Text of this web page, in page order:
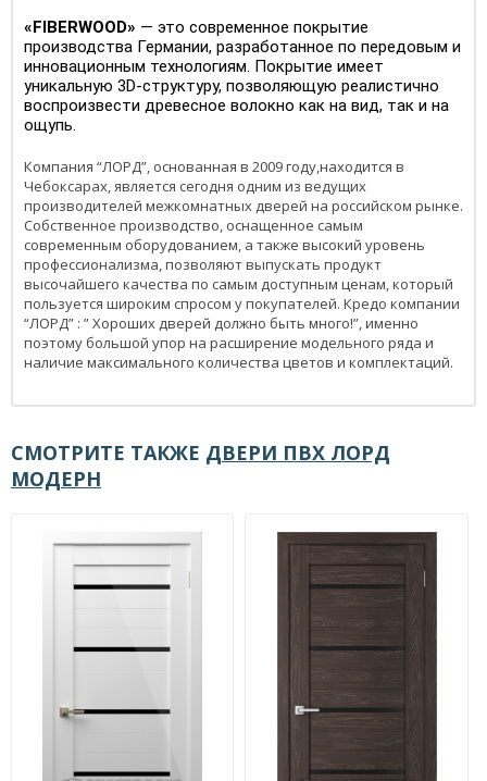
«FIBERWOOD» — это современное покрытие
производства Германии, разработанное по передовым и
инновационным технологиям. Покрытие имеет
уникальную 3D-структуру, позволяющую реалистично
воспроизвести древесное волокно как на вид, так и на
ощупь.
Компания “ЛОРД”, основанная в 2009 году,находится в
Чебоксарах, является сегодня одним из ведущих
производителей межкомнатных дверей на российском рынке.
Собственное производство, оснащенное самым
современным оборудованием, а также высокий уровень
профессионализма, позволяют выпускать продукт
высочайшего качества по самым доступным ценам, который
пользуется широким спросом у покупателей. Кредо компании
“ЛОРД” : ” Хороших дверей должно быть много!”, именно
поэтому большой упор на расширение модельного ряда и
наличие максимального количества цветов и комплектаций.
СМОТРИТЕ ТАКЖЕ ДВЕРИ ПВХ ЛОРД
МОДЕРН